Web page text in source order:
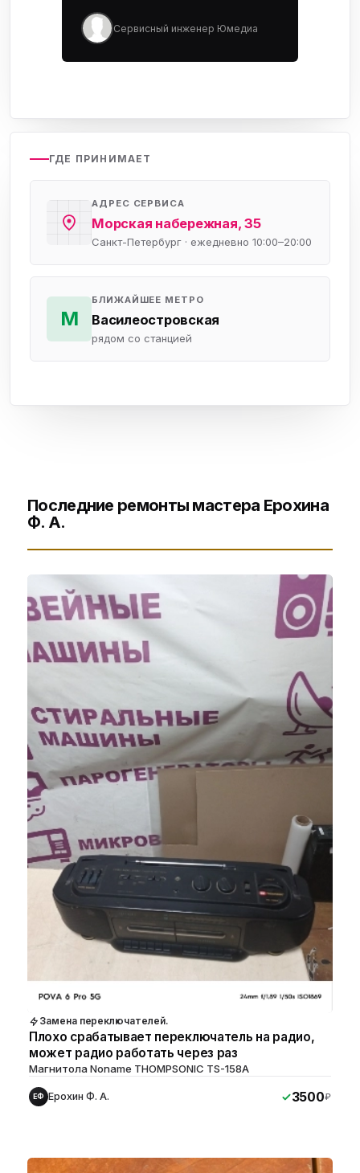
Сервисный инженер Юмедиа
ГДЕ ПРИНИМАЕТ
АДРЕС СЕРВИСА
Морская набережная, 35
Санкт-Петербург · ежедневно 10:00–20:00
М
БЛИЖАЙШЕЕ МЕТРО
Василеостровская
рядом со станцией
Последние ремонты мастера Ерохина
Ф. А.
Замена переключателей.
Плохо срабатывает переключатель на радио,
может радио работать через раз
Магнитола Noname THOMPSONIC TS-158A
ЕФ Ерохин Ф. А. 3500₽